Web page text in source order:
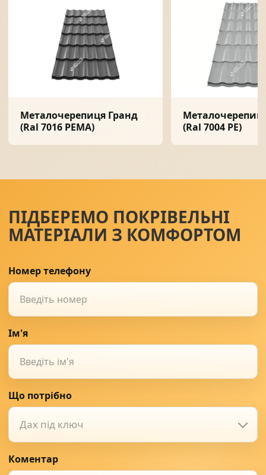
Металочерепиця Гранд
(Ral 7016 PEMA)
(Ral 7004 PE)
ПІДБЕРЕМО ПОКРІВЕЛЬНІ
МАТЕРІАЛИ З КОМФОРТОМ
Номер телефону
Ім'я
Що потрібно
Дах під ключ
Коментар